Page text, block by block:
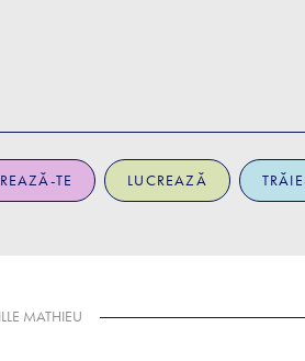
TE LUCREAZĂ
MATHIEU